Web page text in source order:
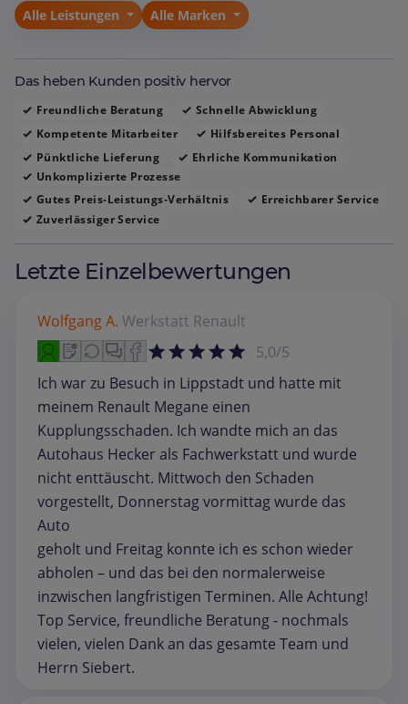
haben. Insgesamt entsteht der Eindruck eines
engagierten Teams, das durch Ehrlichkeit, Kompetenz
und Kundenorientierung überzeugt und immer wieder
zu Weiterempfehlungen führt.
Alle Leistungen Alle Marken
Das heben Kunden positiv hervor
Freundliche Beratung
Schnelle Abwicklung
Kompetente Mitarbeiter
Hilfsbereites Personal
Pünktliche Lieferung
Ehrliche Kommunikation
Unkomplizierte Prozesse
Gutes Preis‑Leistungs‑Verhältnis
Erreichbarer Service
Zuverlässiger Service
Letzte Einzelbewertungen
Wolfgang A. Werkstatt Renault
5,0/5
Ich war zu Besuch in Lippstadt und hatte mit
meinem Renault Megane einen
Kupplungsschaden. Ich wandte mich an das
Autohaus Hecker als Fachwerkstatt und wurde
nicht enttäuscht. Mittwoch den Schaden
vorgestellt, Donnerstag vormittag wurde das
Auto
geholt und Freitag konnte ich es schon wieder
abholen – und das bei den normalerweise
inzwischen langfristigen Terminen. Alle Achtung!
Top Service, freundliche Beratung - nochmals
vielen, vielen Dank an das gesamte Team und
Herrn Siebert.